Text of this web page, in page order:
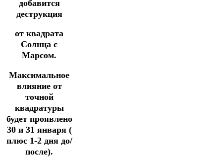
добавится
деструкция
от квадрата
Солнца с
Марсом.
Максимальное
влияние от
точной
квадратуры
будет проявлено
30 и 31 января (
плюс 1-2 дня до/
после).